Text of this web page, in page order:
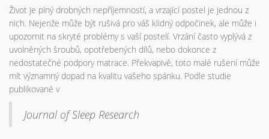
Život je plný drobných nepříjemností, a vrzající postel je jednou z
nich. Nejenže může být rušivá pro váš klidný odpočinek, ale může i
upozornit na skryté problémy s vaší postelí. Vrzání často vyplývá z
uvolněných šroubů, opotřebených dílů, nebo dokonce z
nedostatečné podpory matrace. Překvapivě, toto malé rušení může
mít významný dopad na kvalitu vašeho spánku. Podle studie
publikované v
Journal of Sleep Research